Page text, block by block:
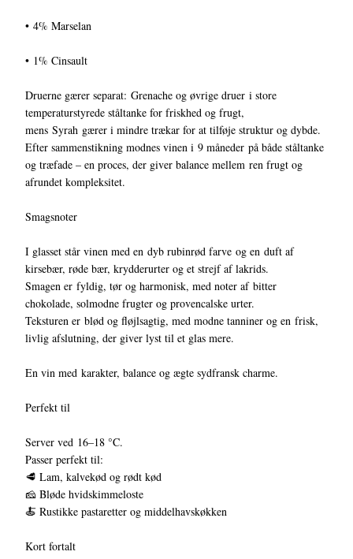
• 4% Marselan
• 1% Cinsault
Druerne gærer separat: Grenache og øvrige druer i store
temperaturstyrede ståltanke for friskhed og frugt,
mens Syrah gærer i mindre trækar for at tilføje struktur og dybde.
Efter sammenstikning modnes vinen i 9 måneder på både ståltanke
og træfade – en proces, der giver balance mellem ren frugt og
afrundet kompleksitet.
Smagsnoter
I glasset står vinen med en dyb rubinrød farve og en duft af
kirsebær, røde bær, krydderurter og et strejf af lakrids.
Smagen er fyldig, tør og harmonisk, med noter af bitter
chokolade, solmodne frugter og provencalske urter.
Teksturen er blød og fløjlsagtig, med modne tanniner og en frisk,
livlig afslutning, der giver lyst til et glas mere.
En vin med karakter, balance og ægte sydfransk charme.
Perfekt til
Server ved 16–18 °C.
Passer perfekt til:
🥩 Lam, kalvekød og rødt kød
🧀 Bløde hvidskimmeloste
🍝 Rustikke pastaretter og middelhavskøkken
Kort fortalt